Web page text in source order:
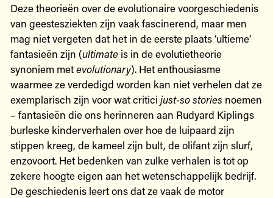
Deze theorieën over de evolutionaire voorgeschiedenis
van geestesziekten zijn vaak fascinerend, maar men
mag niet vergeten dat het in de eerste plaats ‘ultieme’
fantasieën zijn (ultimateis in de evolutietheorie
synoniem metevolutionary). Het enthousiasme
waarmee ze verdedigd worden kan niet verhelen dat ze
exemplarisch zijn voor wat critici just-so stories noemen
– fantasieën die ons herinneren aan Rudyard Kiplings
burleske kinderverhalen over hoe de luipaard zijn
stippen kreeg, de kameel zijn bult, de olifant zijn slurf,
enzovoort. Het bedenken van zulke verhalen is tot op
zekere hoogte eigen aan het wetenschappelijk bedrijf.
De geschiedenis leert ons dat ze vaak de motor